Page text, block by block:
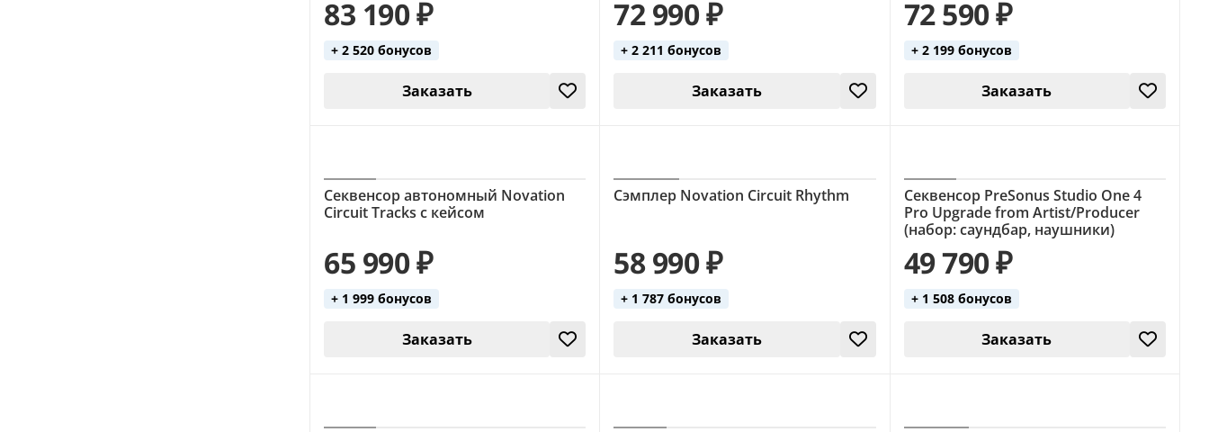
83 190 ₽
+ 2 520 бонусов
Заказать
72 990 ₽
+ 2 211 бонусов
Заказать
72 590 ₽
+ 2 199 бонусов
Заказать
Секвенсор автономный Novation
Circuit Tracks с кейсом
65 990 ₽
+ 1 999 бонусов
Заказать
Сэмплер Novation Circuit Rhythm
58 990 ₽
+ 1 787 бонусов
Заказать
Секвенсор PreSonus Studio One 4
Pro Upgrade from Artist/Producer
(набор: саундбар, наушники)
49 790 ₽
+ 1 508 бонусов
Заказать